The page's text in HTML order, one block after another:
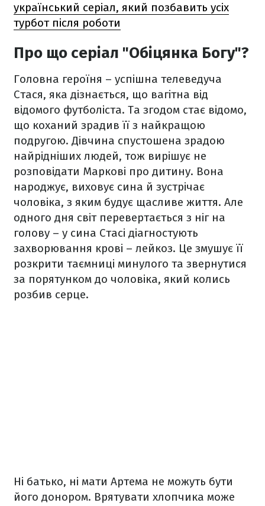
український серіал, який позбавить усіх
турбот після роботи
Про що серіал "Обіцянка Богу"?
Головна героїня – успішна телеведуча
Стася, яка дізнається, що вагітна від
відомого футболіста. Та згодом стає відомо,
що коханий зрадив її з найкращою
подругою. Дівчина спустошена зрадою
найрідніших людей, тож вирішує не
розповідати Маркові про дитину. Вона
народжує, виховує сина й зустрічає
чоловіка, з яким будує щасливе життя. Але
одного дня світ перевертається з ніг на
голову – у сина Стасі діагностують
захворювання крові – лейкоз. Це змушує її
розкрити таємниці минулого та звернутися
за порятунком до чоловіка, який колись
розбив серце.
Ні батько, ні мати Артема не можуть бути
його донором. Врятувати хлопчика може